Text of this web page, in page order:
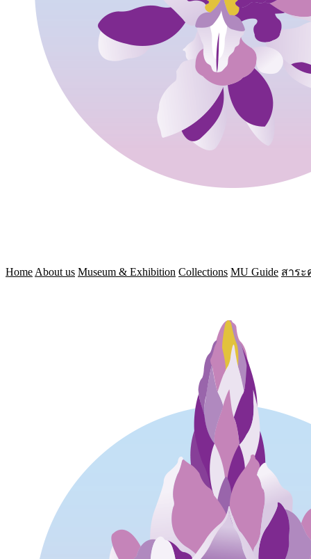
Home About us Museum & Exhibition Collections MU Guide สาระ